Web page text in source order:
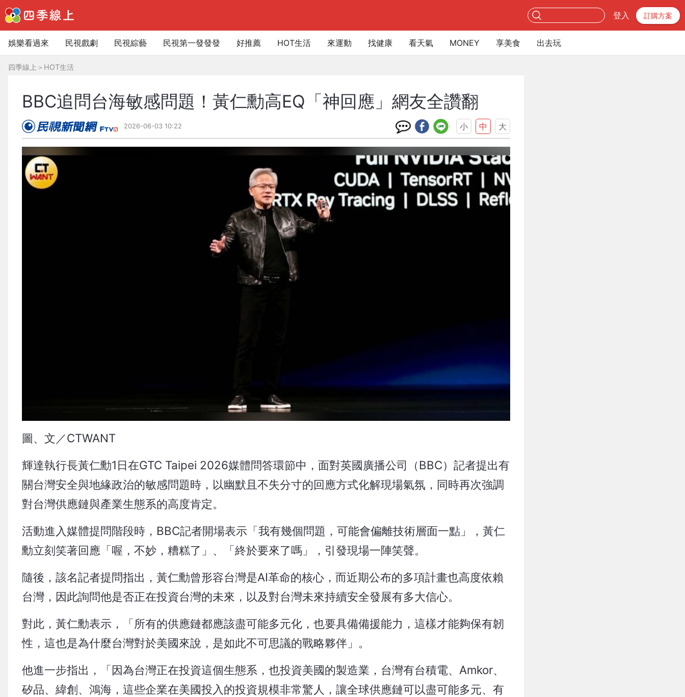
登入 訂購方案
娛樂看過來 民視戲劇 民視綜藝 民視第一發發發 好推薦 HOT生活 來運動 找健康 看天氣 MONEY 享美食 出去玩
四季線上 ＞ HOT生活
BBC追問台海敏感問題！黃仁勳高EQ「神回應」網友全讚翻
2026-06-03 10:22 小 中 大
圖、文／CTWANT
輝達執行長黃仁勳1日在GTC Taipei 2026媒體問答環節中，面對英國廣播公司（BBC）記者提出有
關台灣安全與地緣政治的敏感問題時，以幽默且不失分寸的回應方式化解現場氣氛，同時再次強調
對台灣供應鏈與產業生態系的高度肯定。
活動進入媒體提問階段時，BBC記者開場表示「我有幾個問題，可能會偏離技術層面一點」，黃仁
勳立刻笑著回應「喔，不妙，糟糕了」、「終於要來了嗎」，引發現場一陣笑聲。
隨後，該名記者提問指出，黃仁勳曾形容台灣是AI革命的核心，而近期公布的多項計畫也高度依賴
台灣，因此詢問他是否正在投資台灣的未來，以及對台灣未來持續安全發展有多大信心。
對此，黃仁勳表示，「所有的供應鏈都應該盡可能多元化，也要具備備援能力，這樣才能夠保有韌
性，這也是為什麼台灣對於美國來說，是如此不可思議的戰略夥伴」。
他進一步指出，「因為台灣正在投資這個生態系，也投資美國的製造業，台灣有台積電、Amkor、
矽品、緯創、鴻海，這些企業在美國投入的投資規模非常驚人，讓全球供應鏈可以盡可能多元、有